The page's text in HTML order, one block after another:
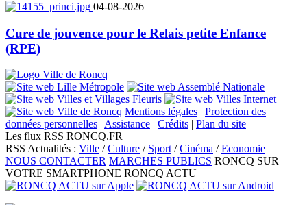
04-08-2026
Cure de jouvence pour le Relais petite Enfance
(RPE)
Mentions légales | Protection des
données personnelles | Assistance | Crédits | Plan du site
Les flux RSS RONCQ.FR
RSS Actualités : Ville /Culture / Sport/Cinéma /Economie
NOUS CONTACTER MARCHES PUBLICS RONCQ SUR
VOTRE SMARTPHONE RONCQ ACTU